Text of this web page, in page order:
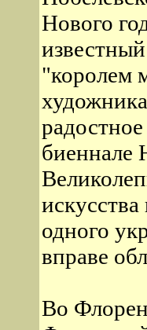
Нового
"королем
биеннале
одного
вправе
Во